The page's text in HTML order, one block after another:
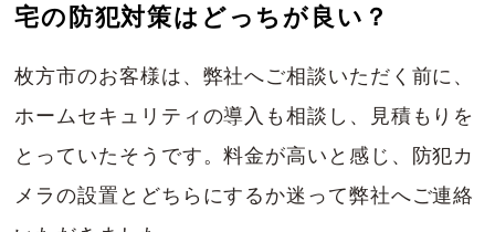
宅の防犯対策はどっちが良い？
枚方市のお客様は、弊社へご相談いただく前に、
ホームセキュリティの導入も相談し、見積もりを
とっていたそうです。料金が高いと感じ、防犯カ
メラの設置とどちらにするか迷って弊社へご連絡